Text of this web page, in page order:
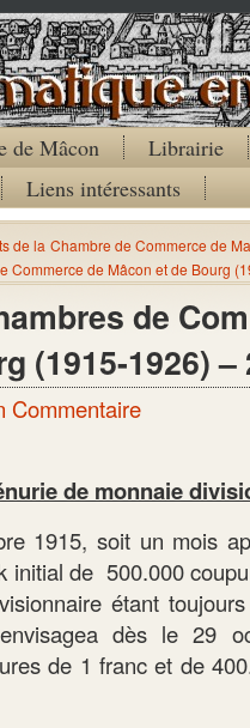
de Mâcon
Librairie
Liens intéressants
de la Chambre de Commerce de
Commerce de Mâcon et de Bourg
de
(1915-1926)
Commentaire
de monnaie
1915, soit un mois
initial de 500.000
étant
dès le 29
de 1 franc et de